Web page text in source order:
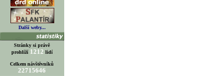
Další weby...
Stránky si právě
prohlíží 1212 lidí
Celkem návštěvníků
22715646